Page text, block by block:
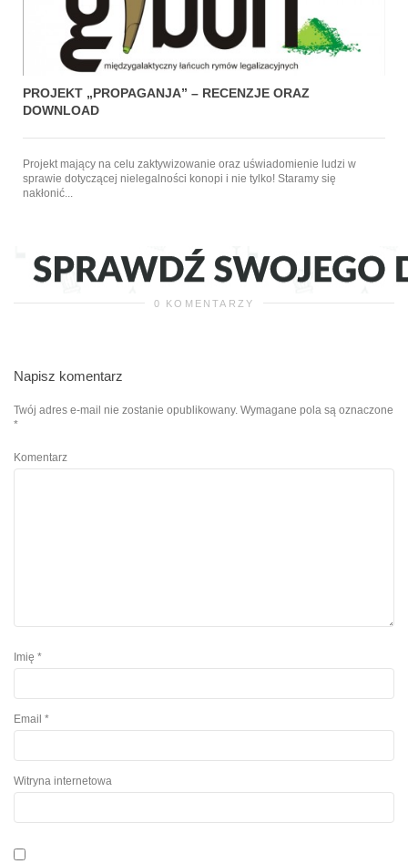
PROJEKT „PROPAGANJA” – RECENZJE ORAZ
DOWNLOAD
Projekt mający na celu zaktywizowanie oraz uświadomienie ludzi w
sprawie dotyczącej nielegalności konopi i nie tylko! Staramy się
nakłonić...
0 KOMENTARZY
Napisz komentarz
Twój adres e-mail nie zostanie opublikowany. Wymagane pola są oznaczone
*
Komentarz
Imię *
Email *
Witryna internetowa